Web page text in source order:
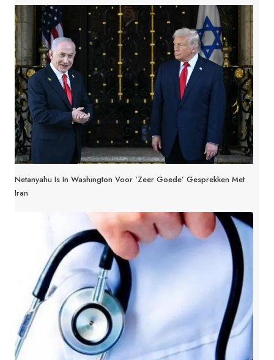
Netanyahu Is In Washington Voor ‘zeer Goede’ Gesprekken Met
Iran